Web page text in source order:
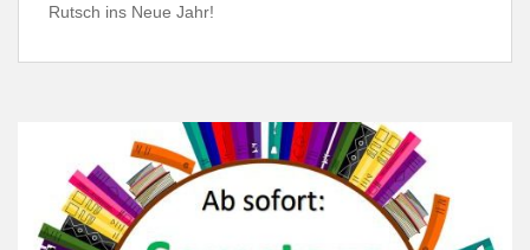
Rutsch ins Neue Jahr!